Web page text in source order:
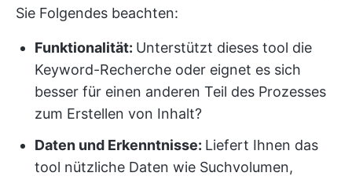
Sie Folgendes beachten:
Funktionalität: Unterstützt dieses tool die
Keyword-Recherche oder eignet es sich
besser für einen anderen Teil des Prozesses
zum Erstellen von Inhalt?
Daten und Erkenntnisse: Liefert Ihnen das
tool nützliche Daten wie Suchvolumen,